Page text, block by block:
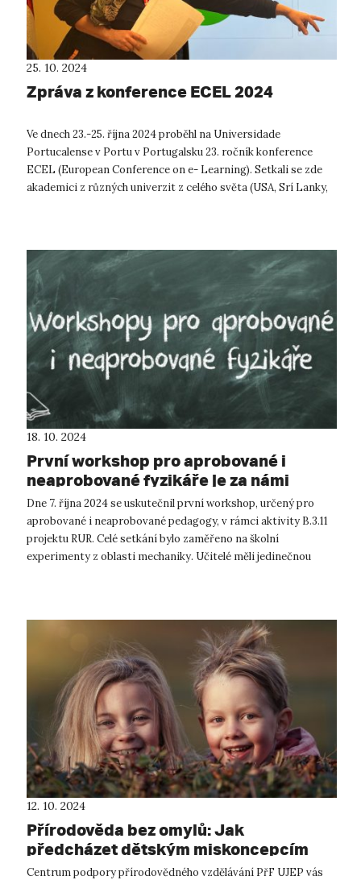
25. 10. 2024
Zpráva z konference ECEL 2024
Ve dnech 23.-25. října 2024 proběhl na Universidade
Portucalense v Portu v Portugalsku 23. ročník konference
ECEL (European Conference on e- Learning). Setkali se zde
akademici z různých univerzit z celého světa (USA, Srí Lanky,
18. 10. 2024
První workshop pro aprobované i
neaprobované fyzikáře je za námi
Dne 7. října 2024 se uskutečnil první workshop, určený pro
aprobované i neaprobované pedagogy, v rámci aktivity B.3.11
projektu RUR. Celé setkání bylo zaměřeno na školní
experimenty z oblasti mechaniky. Učitelé měli jedinečnou
12. 10. 2024
Přírodověda bez omylů: Jak
předcházet dětským miskoncepcím
(webinář)
Centrum podpory přírodovědného vzdělávání PřF UJEP vás